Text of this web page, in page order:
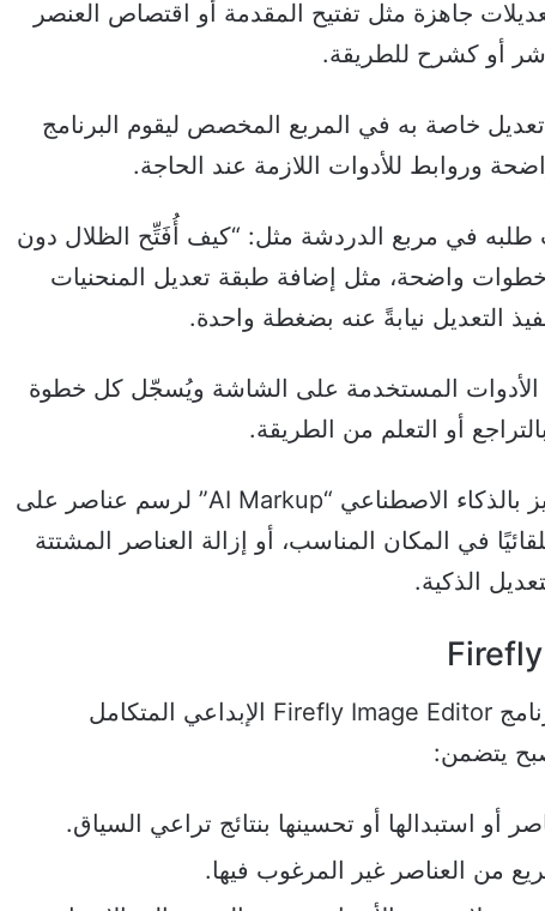
جاهزة مثل تفتيح المقدمة أو اقتصاص العنصر
أو كشرح للطريقة.
خاصة به في المربع المخصص ليقوم البرنامج
وروابط للأدوات اللازمة عند الحاجة.
في مربع الدردشة مثل: “كيف أُفَتِّح الظلال دون
خطوات واضحة، مثل إضافة طبقة تعديل المنحنيات
التعديل نيابةً عنه بضغطة واحدة.
الأدوات المستخدمة على الشاشة ويُسجّل كل خطوة
أو التعلم من الطريقة.
ويمكن أيضاً استخدام ميزة الترميز بالذكاء الاصطناعي “AI Markup” لرسم عناصر على
في المكان المناسب، أو إزالة العناصر المشتتة
الذكية.
أضافت أدوبي ميزات عدة في برنامج Firefly Image Editor الإبداعي المتكامل
يتضمن:
أو استبدالها أو تحسينها بنتائج تراعي السياق.
من العناصر غير المرغوب فيها.